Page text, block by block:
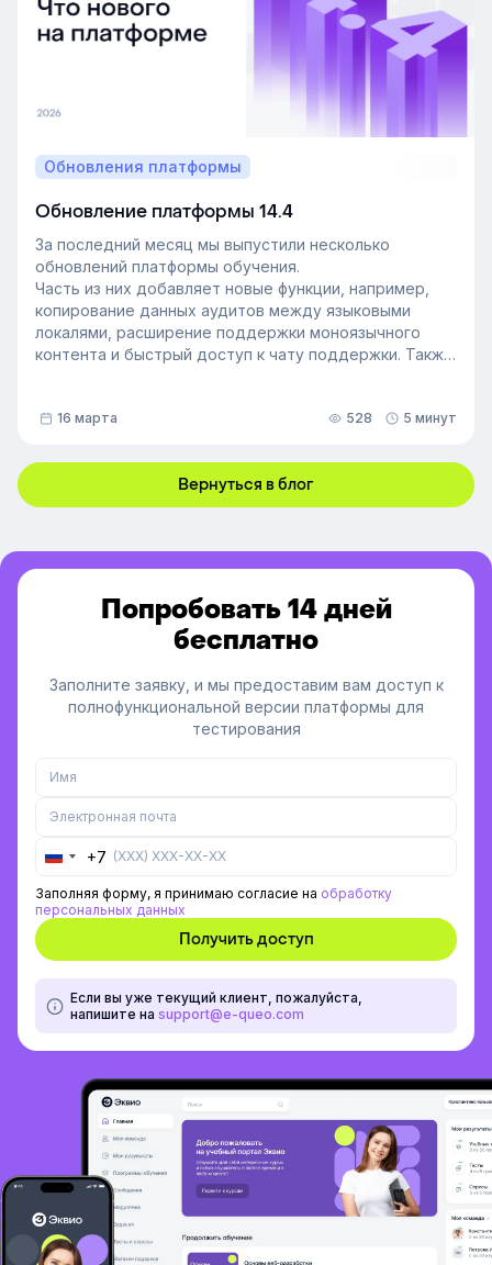
более позитивную корпоративную культуру. Как это
сделать — рассказали в статье.
Обновления платформы
Обновление платформы 14.4
За последний месяц мы выпустили несколько
обновлений платформы обучения.
Часть из них добавляет новые функции, например,
копирование данных аудитов между языковыми
локалями, расширение поддержки моноязычного
контента и быстрый доступ к чату поддержки. Также
доступов, добавили фильтрацию данных по точному
платформы.
16 марта 528 5 минут
Вернуться в блог
Попробовать 14 дней
бесплатно
Заполните заявку, и мы предоставим вам доступ к
полнофункциональной версии платформы для
тестирования
Russia
+7
Заполняя форму, я принимаю согласие на обработку
персональных данных
Если вы уже текущий клиент, пожалуйста,
напишите на support@e-queo.com